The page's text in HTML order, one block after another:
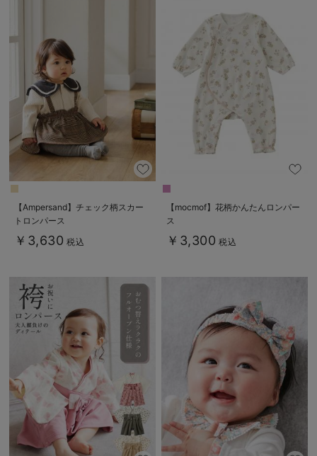
【Ampersand】チェック柄スカー
トロンパース
￥3,630 税込
【mocmof】花柄かんたんロンパー
ス
￥3,300 税込